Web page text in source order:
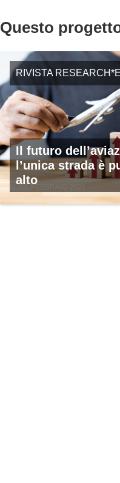
Questo
RIVISTA
Il futuro
l’unica strada è
alto
N. 99, FEBBRAIO 2021